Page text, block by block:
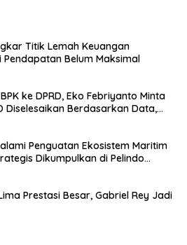
Titik Lemah Keuangan
Pendapatan Belum Maksimal
ke DPRD, Eko Febriyanto Minta
Diselesaikan Berdasarkan Data,
Penguatan Ekosistem Maritim
Dikumpulkan di Pelindo
Prestasi Besar, Gabriel Rey Jadi